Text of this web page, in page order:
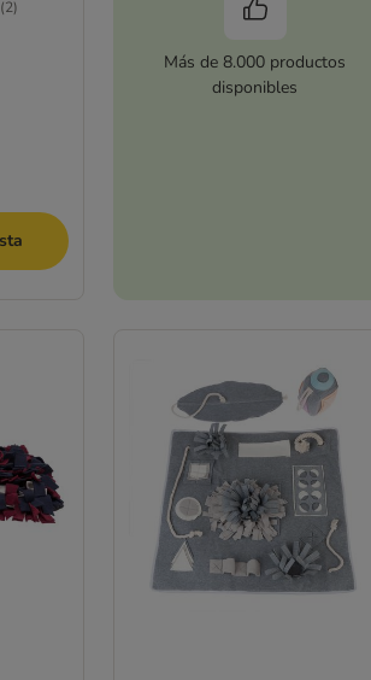
(2)
Más de 8.000 productos
disponibles